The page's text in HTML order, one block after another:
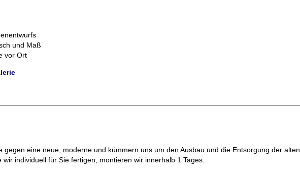
und Maß
vor Ort
gegen eine neue, moderne und kümmern uns um den Ausbau und die Entsorgung der alten
individuell für Sie fertigen, montieren wir innerhalb 1 Tages.